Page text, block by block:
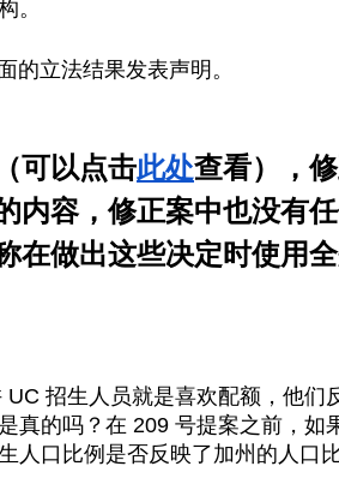
。
的立法结果发表声明。
可以点击此处查看），
内容，修正案中也没有
在做出这些决定时使用
招生人员就是喜欢配额，他们
真的吗？在 209 号提案之前，如
人口比例是否反映了加州的人口